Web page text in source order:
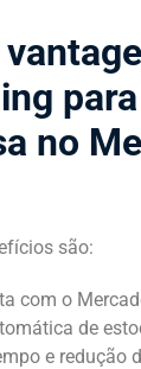
no
são:
com o
de
e redução